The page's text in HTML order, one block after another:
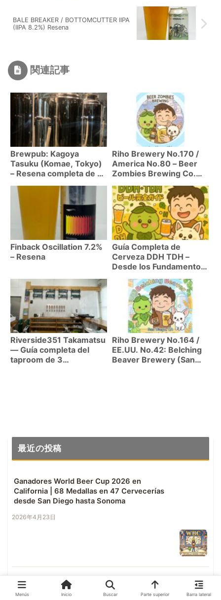
BALE BREAKER / BOTTOMCUTTER IIPA
(IIPA 8.2%) Resena
関連記事
Brewpub: Kagoya
Tasuku (Komae, Tokyo)
– Resena completa de 6
Riho Brewery No.170 /
America No.80 – Beer
Zombies Brewing Co.
IPA ultra moderna
tambien existe en Las
Vegas
Finback Oscillation 7.2%
– Resena
Guía Completa de
Cerveza DDH TDH –
Desde los Fundamentos
hasta la Práctica de
Técnicas de Dry Hop
Riverside351 Takamatsu
— Guía completa del
taproom de 3
Riho Brewery No.164 /
EE.UU. No.42: Belching
Beaver Brewery (San
最近の投稿
Ganadores World Beer Cup 2026 en
California | 68 Medallas en 47 Cervecerías
desde San Diego hasta Sonoma
2026年4月23日
World Beer Cup 2026 Guía Regional | Las 353
Cervezas Premiadas por Región
Menús Inicio Buscar Parte superior Barra lateral